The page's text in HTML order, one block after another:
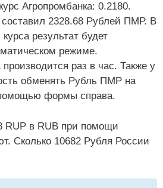
Агропромбанка: 0.2180.
составил 2328.68 Рублей ПМР. В
результат будет
режиме.
раз в час. Также у
обменять Рубль ПМР на
формы справа.
RUP в RUB при помощи
Сколько 10682 Рубля России